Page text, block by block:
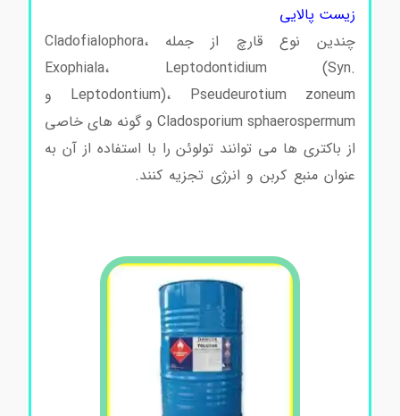
زیست پالایی
چندین نوع قارچ از جمله Cladofialophora،
Exophiala، Leptodontidium (Syn.
Leptodontium)، Pseudeurotium zoneum و
Cladosporium sphaerospermum و گونه های خاصی
از باکتری ها می توانند تولوئن را با استفاده از آن به
عنوان منبع کربن و انرژی تجزیه کنند.خرید و فروش